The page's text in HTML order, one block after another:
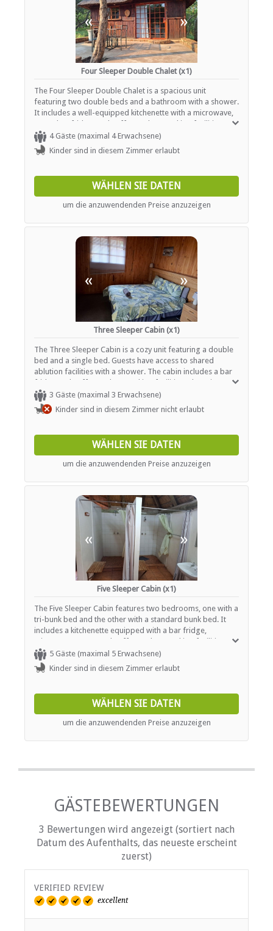
« »
Four Sleeper Double Chalet (x1)
The Four Sleeper Double Chalet is a spacious unit
featuring two double beds and a bathroom with a shower.
It includes a well-equipped kitchenette with a microwave,
stove, bar fridge, and coffee and tea-making facilities.
There is a comfortable sitting area with a TV, and the
chalet also has a patio with a braai area. Amenities include
a non-smoking environment, DSTV/Satellite TV, cleaning
furniture, including an outdoor dining area. The
kitchenette is equipped with a toaster, microwave, bar
fridge, and a two-plate stove.
4 Gäste (maximal 4 Erwachsene)
Kinder sind in diesem Zimmer erlaubt
WÄHLEN SIE DATEN
um die anzuwendenden Preise anzuzeigen
« »
Three Sleeper Cabin (x1)
The Three Sleeper Cabin is a cozy unit featuring a double
bed and a single bed. Guests have access to shared
ablution facilities with a shower. The cabin includes a bar
fridge and coffee and tea-making facilities. The private
patio offers outdoor furniture and a braai area, perfect
for relaxing. Amenities include a non-smoking
environment, cleaning service, a fan, non-feather pillows,
shower, outdoor dining area, and braai/barbecue
3 Gäste (maximal 3 Erwachsene)
Kinder sind in diesem Zimmer nicht erlaubt
WÄHLEN SIE DATEN
um die anzuwendenden Preise anzuzeigen
« »
Five Sleeper Cabin (x1)
The Five Sleeper Cabin features two bedrooms, one with a
tri-bunk bed and the other with a standard bunk bed. It
includes a kitchenette equipped with a bar fridge,
microwave, stove, and coffee and tea-making facilities.
Outside, there is a braai area for guests to enjoy. The
cabin shares a bathroom, and amenities include a non-
smoking environment, cleaning service, a fan, non-feather
shower, outdoor furniture, an outdoor dining area, a
toaster, and a two-plate stove.
5 Gäste (maximal 5 Erwachsene)
Kinder sind in diesem Zimmer erlaubt
WÄHLEN SIE DATEN
um die anzuwendenden Preise anzuzeigen
GÄSTEBEWERTUNGEN
3 Bewertungen wird angezeigt (sortiert nach
Datum des Aufenthalts, das neueste erscheint
zuerst)
VERIFIED REVIEW
excellent